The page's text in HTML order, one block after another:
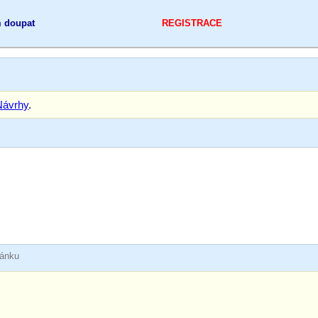
doupat REGISTRACE
.